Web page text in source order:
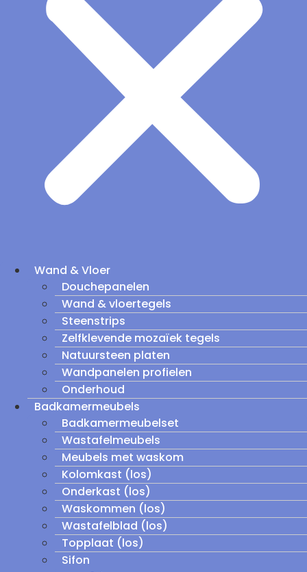
Wand & Vloer
Douchepanelen
Wand & vloertegels
Steenstrips
Zelfklevende mozaïek tegels
Natuursteen platen
Wandpanelen profielen
Onderhoud
Badkamermeubels
Badkamermeubelset
Wastafelmeubels
Meubels met waskom
Kolomkast (los)
Onderkast (los)
Waskommen (los)
Wastafelblad (los)
Topplaat (los)
Sifon